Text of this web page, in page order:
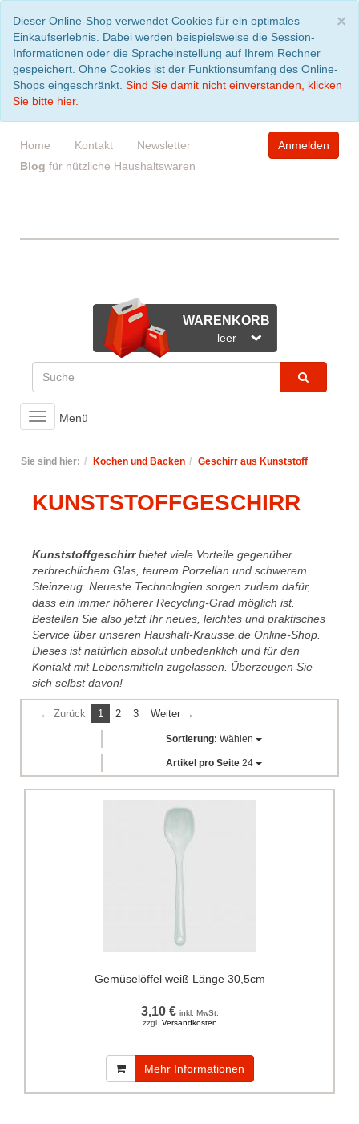
×
Dieser Online-Shop verwendet Cookies für ein optimales
Einkaufserlebnis. Dabei werden beispielsweise die Session-
Informationen oder die Spracheinstellung auf Ihrem Rechner
gespeichert. Ohne Cookies ist der Funktionsumfang des Online-
Shops eingeschränkt. Sind Sie damit nicht einverstanden, klicken
Sie bitte hier.
Home Kontakt
Newsletter
Blog für nützliche Haushaltswaren
Anmelden
WARENKORB
leer
Toggle
navigation
Menü
Sie sind hier: Kochen und Backen Geschirr aus Kunststoff
KUNSTSTOFFGESCHIRR
Kunststoffgeschirrbietet viele Vorteile gegenüber
zerbrechlichem Glas, teurem Porzellan und schwerem
Steinzeug. Neueste Technologien sorgen zudem dafür,
dass ein immer höherer Recycling-Grad möglich ist.
Bestellen Sie also jetzt Ihr neues, leichtes und praktisches
Service über unseren Haushalt-Krausse.de Online-Shop.
Dieses ist natürlich absolut unbedenklich und für den
Kontakt mit Lebensmitteln zugelassen. Überzeugen Sie
sich selbst davon!
← Zurück 1 2 3 Weiter →
Sortierung: Wählen
Artikel pro Seite 24
Gemüselöffel weiß Länge 30,5cm
3,10 € inkl. MwSt.
zzgl. Versandkosten
Mehr Informationen